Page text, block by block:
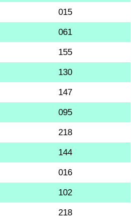
015
061
155
130
147
095
218
144
016
102
218